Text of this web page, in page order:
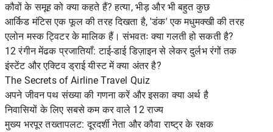
कौवों के समूह को क्या कहते हैं? हत्या, भीड़ और भी बहुत कुछ
आर्किड मंटिस एक फूल की तरह दिखता है, 'डंक' एक मधुमक्खी की तरह
एलोन मस्क ट्विटर के मालिक हैं। संभवतः क्या गलती हो सकती है?
12 रंगीन मेंढक प्रजातियाँ: टाई-डाई डिज़ाइन से लेकर दुर्लभ रंगों तक
इंस्टेंट और एक्टिव ड्राई यीस्ट में क्या अंतर है?
The Secrets of Airline Travel Quiz
अपने जीवन पथ संख्या की गणना करें और इसका क्या अर्थ है
निवासियों के लिए सबसे कम कर वाले 12 राज्य
मुख्य भरपूर तख्तापलट: दूरदर्शी नेता और कौवा राष्ट्र के रक्षक